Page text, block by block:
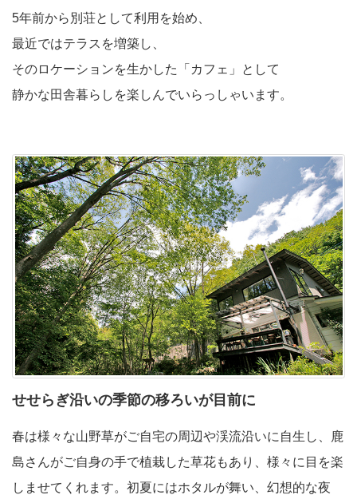
5年前から別荘として利用を始め、
最近ではテラスを増築し、
そのロケーションを生かした「カフェ」として
静かな田舎暮らしを楽しんでいらっしゃいます。
せせらぎ沿いの季節の移ろいが目前に
春は様々な山野草がご自宅の周辺や渓流沿いに自生し、鹿
島さんがご自身の手で植栽した草花もあり、様々に目を楽
しませてくれます。初夏にはホタルが舞い、幻想的な夜